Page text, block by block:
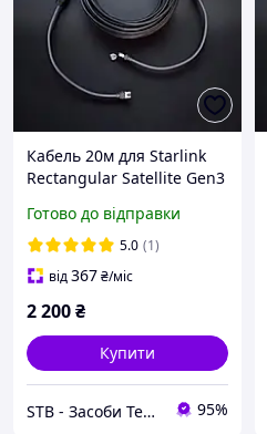
Кабель 20м для Starlink
Rectangular Satellite Gen3
конекторів IP68
Готово до відправки
5.0 (1)
від367₴/міс
2 200₴
Купити
STB - Засоби Технічної Безпеки 95%